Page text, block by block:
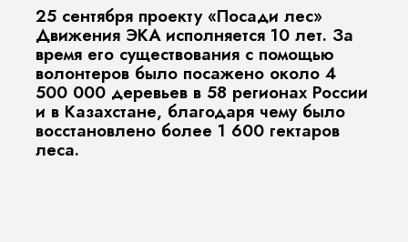
25 сентября проекту «Посади лес»
Движения ЭКА исполняется 10 лет. За
время его существования с помощью
волонтеров было посажено около 4
500 000 деревьев в 58 регионах России
и в Казахстане, благодаря чему было
восстановлено более 1 600 гектаров
леса.